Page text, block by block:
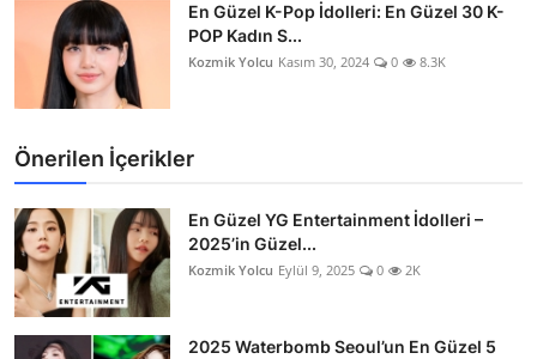
En Güzel K-Pop İdolleri: En Güzel 30 K-
POP Kadın S...
Kozmik Yolcu Kasım 30, 2024 0 8.3K
Önerilen İçerikler
En Güzel YG Entertainment İdolleri –
2025’in Güzel...
Kozmik Yolcu Eylül 9, 2025 0 2K
2025 Waterbomb Seoul’un En Güzel 5